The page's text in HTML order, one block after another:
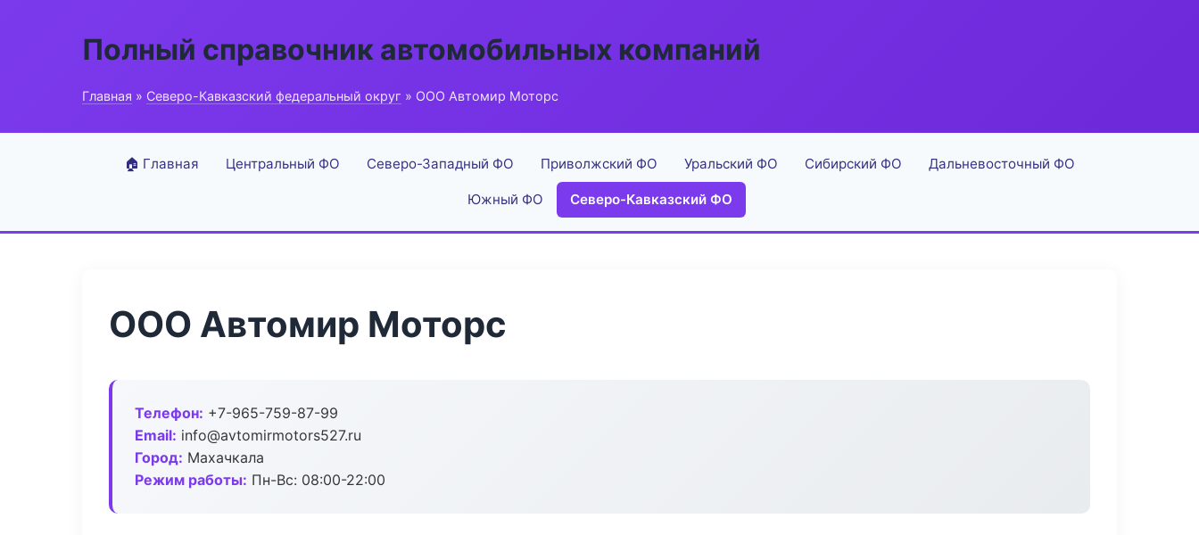
Полный справочник автомобильных компаний
Главная » Северо-Кавказский федеральный округ » ООО Автомир Моторс
🏠 Главная Центральный ФО Северо-Западный ФО Приволжский ФО Уральский ФО Сибирский ФО Дальневосточный ФО
Южный ФО Северо-Кавказский ФО
ООО Автомир Моторс
Телефон: +7-965-759-87-99
Email: info@avtomirmotors527.ru
Город: Махачкала
Режим работы: Пн-Вс: 08:00-22:00